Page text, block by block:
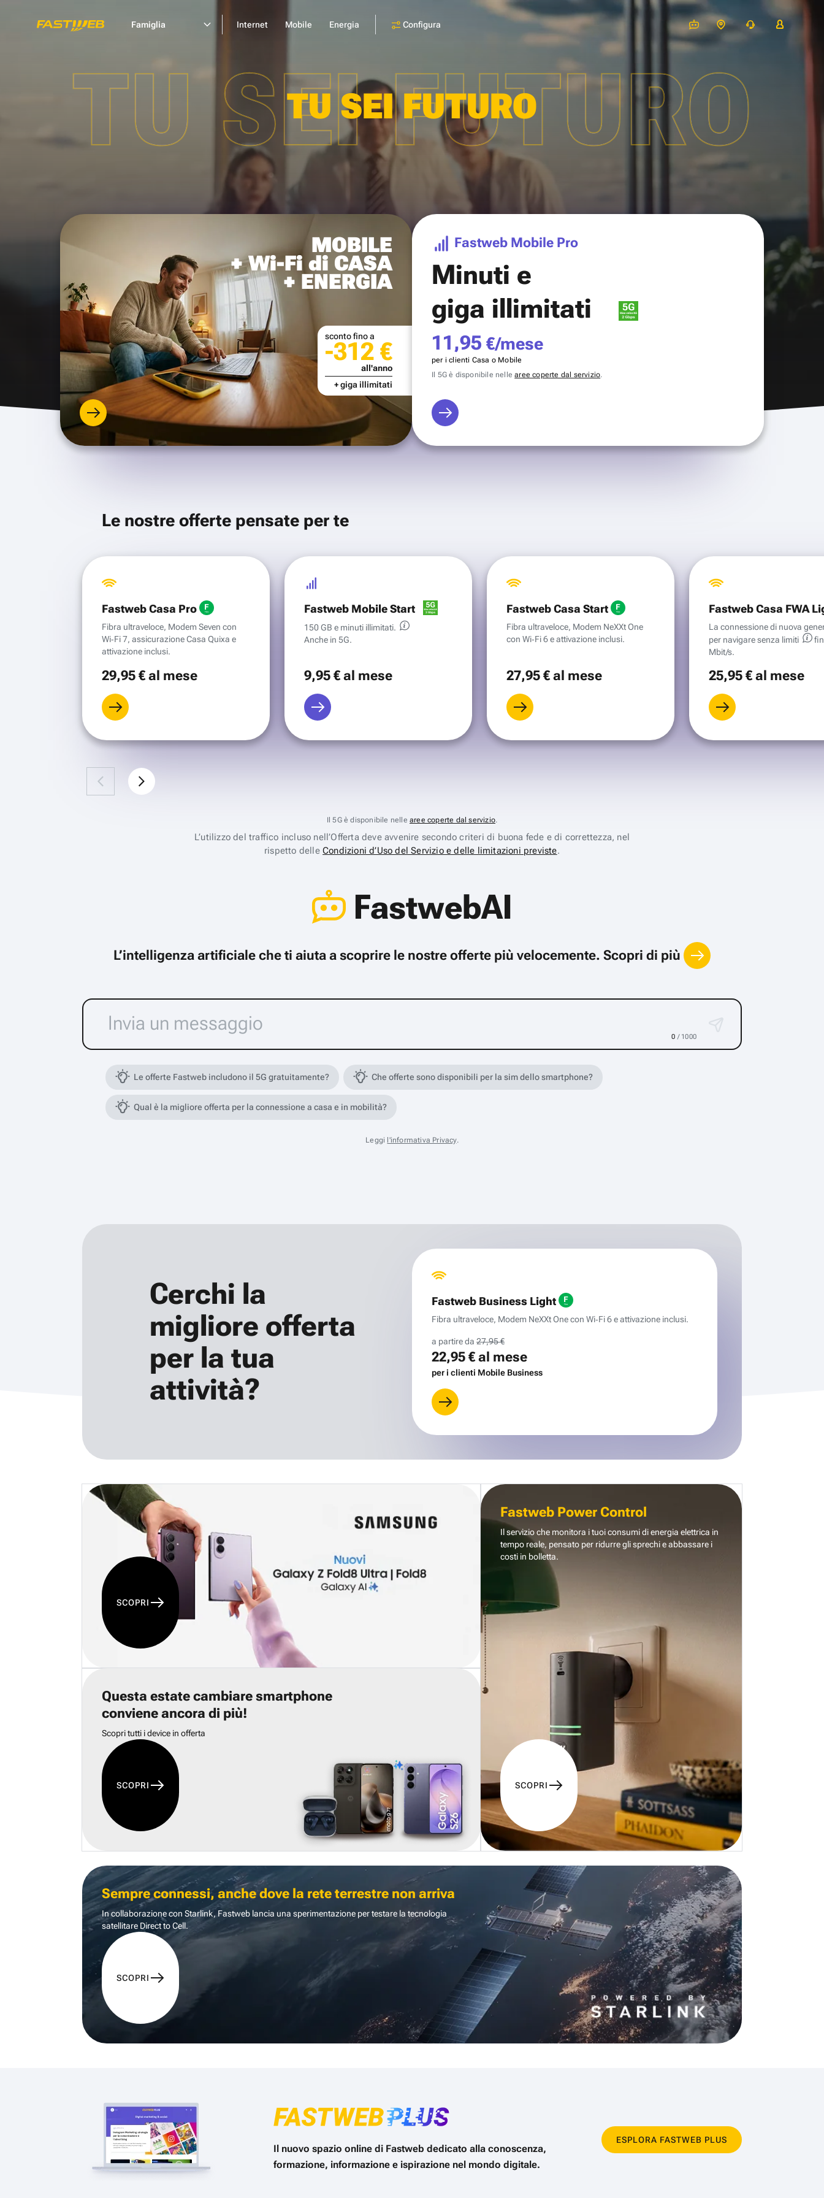
Famiglia Internet Mobile Energia Configura
TU SEI FUTURO
TU SEI FUTURO
MOBILE
+ Wi-Fi di CASA
+ ENERGIA
sconto fino a
-312 €
all'anno
+ giga illimitati
Fastweb Mobile Pro
Minuti e
giga illimitati
11,95 €/mese
per i clienti Casa o Mobile
Il 5G è disponibile nellearee coperte dal servizio.
Le nostre offerte pensate per te
Fastweb Casa Pro
Fibra ultraveloce, Modem Seven con
Wi‑Fi 7, assicurazione Casa Quixa e
attivazione inclusi.
29,95 €al mese
Fastweb Mobile Start
150 GB e minuti illimitati.
Anche in 5G.
9,95 €al mese
Fastweb Casa Start
Fibra ultraveloce, Modem NeXXt One
con Wi‑Fi 6 e attivazione inclusi.
27,95 €al mese
Fastweb Casa FWA
La connessione di nuova
per navigare senza limiti
Mbit/s.
25,95 €al mese
Il 5G è disponibile nelle aree coperte dal servizio.
L’utilizzo del traffico incluso nell’Offerta deve avvenire secondo criteri di buona fede e di correttezza, nel
rispetto delleCondizioni d’Uso del Servizio e delle limitazioni previste.
FastwebAI
L’intelligenza artificiale che ti aiuta a scoprire le nostre offerte più velocemente. Scopri di più
0 / 1000
Le offerte Fastweb includono il 5G gratuitamente? Che offerte sono disponibili per la sim dello smartphone?
Qual è la migliore offerta per la connessione a casa e in mobilità?
Leggi l'informativa Privacy.
Cerchi la
migliore offerta
per la tua
attività?
Fastweb Business Light
Fibra ultraveloce, Modem NeXXt One con Wi‑Fi 6 e attivazione inclusi.
a partire da 27,95 €
22,95 €al mese
per i clienti Mobile Business
SCOPRI
Questa estate cambiare smartphone
conviene ancora di più!
Scopri tutti i device in offerta
SCOPRI
Fastweb Power Control
Il servizio che monitora i tuoi consumi di energia elettrica in
tempo reale, pensato per ridurre gli sprechi e abbassare i
costi in bolletta.
SCOPRI
Sempre connessi, anche dove la rete terrestre non arriva
In collaborazione con Starlink, Fastweb lancia una sperimentazione per testare la tecnologia
satellitare Direct to Cell.
SCOPRI
Il nuovo spazio online di Fastweb dedicato alla conoscenza,
formazione, informazione e ispirazione nel mondo digitale.
ESPLORA FASTWEB PLUS